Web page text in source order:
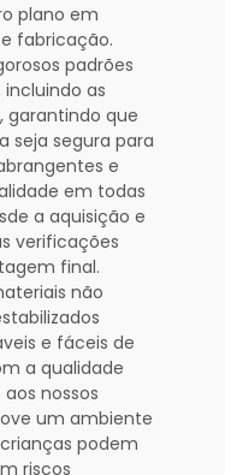
plano em
fabricação.
padrões
as
garantindo que
seja segura para
e
em todas
a aquisição e
verificações
final.
não
e fáceis de
a qualidade
nossos
um ambiente
podem
riscos